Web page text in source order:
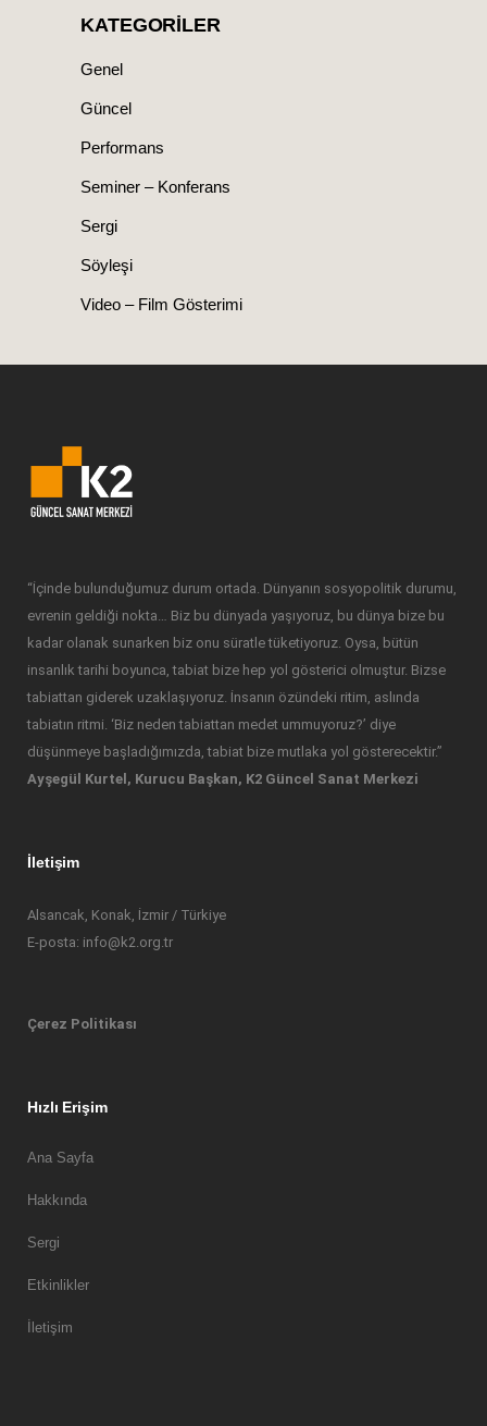
KATEGORILER
Genel
Güncel
Performans
Seminer – Konferans
Sergi
Söyleşi
Video – Film Gösterimi
“İçinde bulunduğumuz durum ortada. Dünyanın sosyopolitik durumu,
evrenin geldiği nokta… Biz bu dünyada yaşıyoruz, bu dünya bize bu
kadar olanak sunarken biz onu süratle tüketiyoruz. Oysa, bütün
insanlık tarihi boyunca, tabiat bize hep yol gösterici olmuştur. Bizse
tabiattan giderek uzaklaşıyoruz. İnsanın özündeki ritim, aslında
tabiatın ritmi. ‘Biz neden tabiattan medet ummuyoruz?’ diye
düşünmeye başladığımızda, tabiat bize mutlaka yol gösterecektir.”
Ayşegül Kurtel, Kurucu Başkan, K2 Güncel Sanat Merkezi
İletişim
Alsancak, Konak, İzmir / Türkiye
E-posta: info@k2.org.tr
Çerez Politikası
Hızlı Erişim
Ana Sayfa
Hakkında
Sergi
Etkinlikler
İletişim